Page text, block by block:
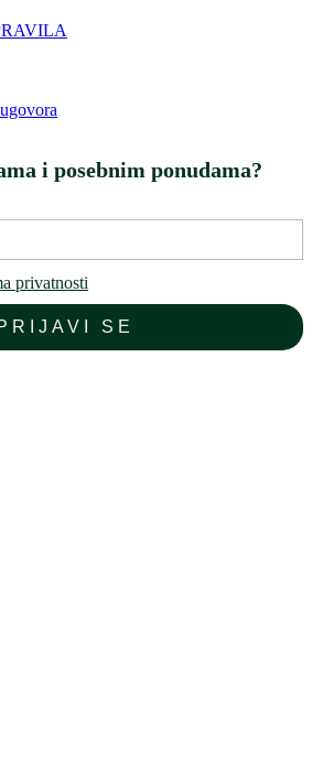
i posebnim ponudama?
privatnosti